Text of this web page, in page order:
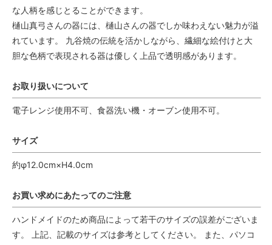
な人柄を感じとることができます。
樋山真弓さんの器には、樋山さんの器でしか味わえない魅力が溢
れています。 九谷焼の伝統を活かしながら、繊細な絵付けと大
胆な色柄で表現される器は優しく上品で透明感があります。
お取り扱いについて
電子レンジ使用不可、食器洗い機・オーブン使用不可。
サイズ
約φ12.0cm×H4.0cm
お買い求めにあたってのご注意
ハンドメイドのため商品によって若干のサイズの誤差がございま
す。 上記、記載のサイズは参考としてください。 また、パソコ